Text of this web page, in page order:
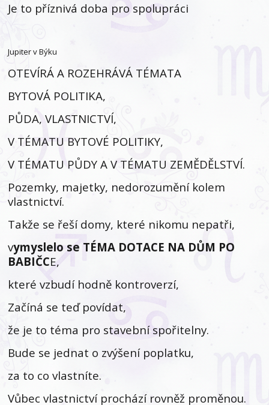
Je to příznivá doba pro spolupráci
Jupiter v Býku
OTEVÍRÁ A ROZEHRÁVÁ TÉMATA
BYTOVÁ POLITIKA,
PŮDA, VLASTNICTVÍ,
V TÉMATU BYTOVÉ POLITIKY,
V TÉMATU PŮDY A V TÉMATU ZEMĚDĚLSTVÍ.
Pozemky, majetky, nedorozumění kolem
vlastnictví.
Takže se řeší domy, které nikomu nepatři,
vymyslelo se TÉMA DOTACE NA DŮM PO
BABIČCE,
které vzbudí hodně kontroverzí,
Začíná se teď povídat,
že je to téma pro stavební spořitelny.
Bude se jednat o zvýšení poplatku,
za to co vlastníte.
Vůbec vlastnictví prochází rovněž proměnou.